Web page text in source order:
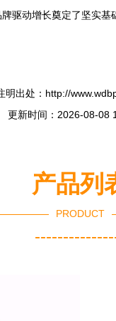
动增长奠定了坚实
明出处：http://
更新时间：2026-08-08
产品列
PRODUCT